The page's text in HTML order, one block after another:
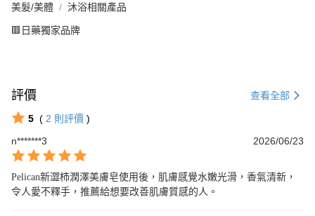
美髮/美體 沐浴相關產品
🟥日藥獨家品牌
評價 查看全部
5 ( 2 則評價 )
n*******3
2026/06/23
Pelican新澀柿潤澤美膚皂使用後，肌膚感覺水嫩光滑，香氣清新，
令人愛不釋手，推薦給想要改善肌膚質感的人。